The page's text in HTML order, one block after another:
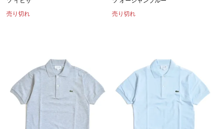
売り切れ
売り切れ